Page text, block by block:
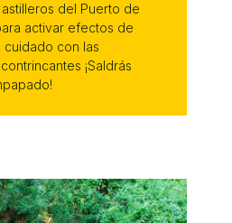
del Puerto de
activar efectos de
cuidado con las
¡Saldrás